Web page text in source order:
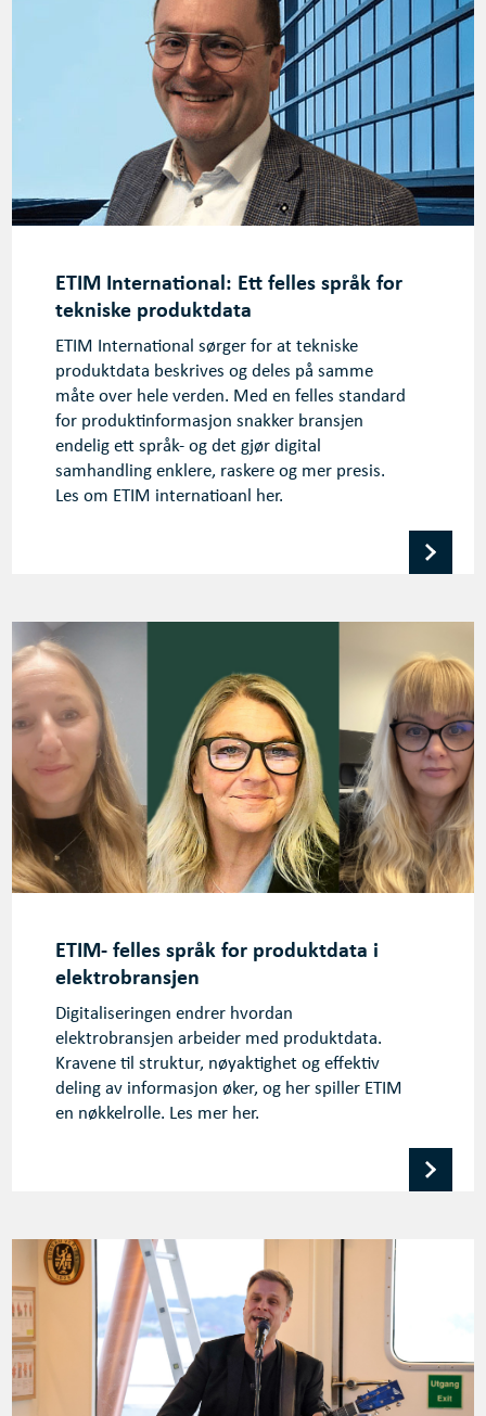
ETIM International: Ett felles språk for
tekniske produktdata
ETIM International sørger for at tekniske
produktdata beskrives og deles på samme
måte over hele verden. Med en felles standard
for produktinformasjon snakker bransjen
endelig ett språk- og det gjør digital
samhandling enklere, raskere og mer presis.
Les om ETIM internatioanl her.
ETIM- felles språk for produktdata i
elektrobransjen
Digitaliseringen endrer hvordan
elektrobransjen arbeider med produktdata.
Kravene til struktur, nøyaktighet og effektiv
deling av informasjon øker, og her spiller ETIM
en nøkkelrolle. Les mer her.